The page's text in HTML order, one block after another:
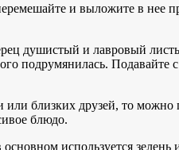
и выложите в нее
душистый и лавровый
подрумянилась. Подавайте
или близких друзей, то
блюдо.
используется